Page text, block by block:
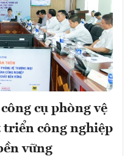
cụ phòng vệ
công nghiệp
vững